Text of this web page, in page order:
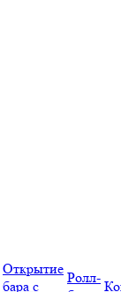
Открытие
бара с
Ролл-